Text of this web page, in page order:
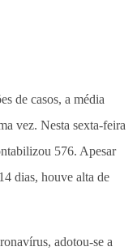
de casos, a média
vez. Nesta sexta-feira
576. Apesar
dias, houve alta de
adotou-se a